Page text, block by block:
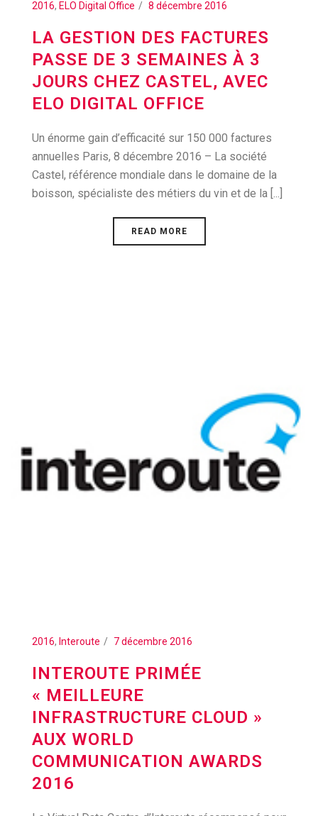
2016, ELO Digital Office 8 décembre 2016
LA GESTION DES FACTURES
PASSE DE 3 SEMAINES À 3
JOURS CHEZ CASTEL, AVEC
ELO DIGITAL OFFICE
Un énorme gain d’efficacité sur 150 000 factures
annuelles Paris, 8 décembre 2016 – La société
Castel, référence mondiale dans le domaine de la
boisson, spécialiste des métiers du vin et de la [...]
READ MORE
2016, Interoute 7 décembre 2016
INTEROUTE PRIMÉE
« MEILLEURE
INFRASTRUCTURE CLOUD »
AUX WORLD
COMMUNICATION AWARDS
2016